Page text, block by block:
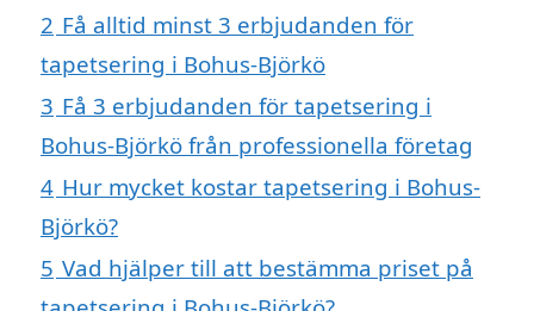
2 Få alltid minst 3 erbjudanden för
tapetsering i Bohus-Björkö
3 Få 3 erbjudanden för tapetsering i
Bohus-Björkö från professionella företag
4 Hur mycket kostar tapetsering i Bohus-
Björkö?
5 Vad hjälper till att bestämma priset på